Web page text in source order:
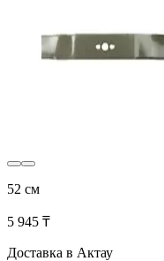
52 см
5 945 ₸
Доставка в Актау